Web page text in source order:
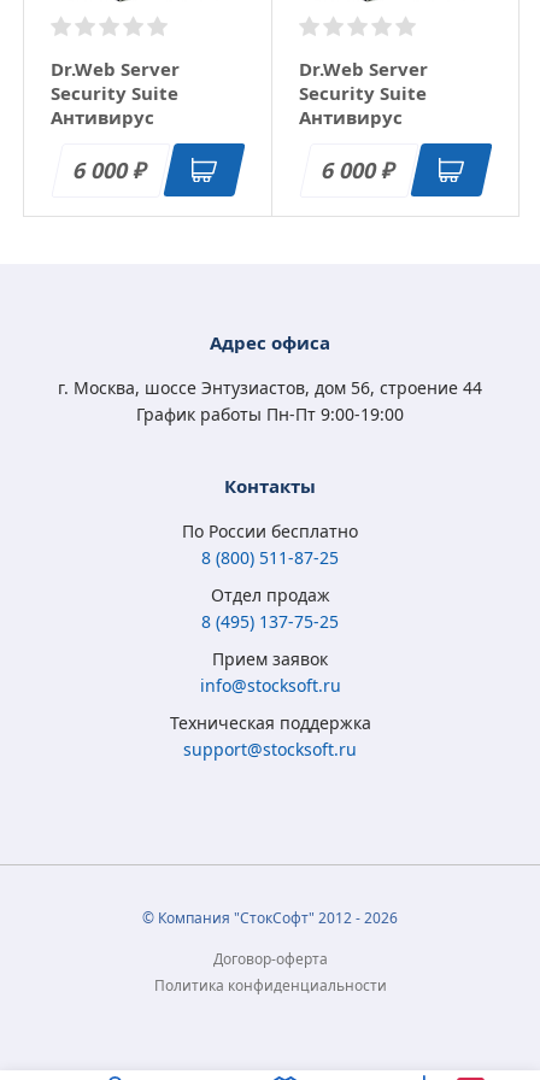
Dr.Web Server
Security Suite
Антивирус
лицензии 1 год 4
6 000₽
Dr.Web Server
Security Suite
Антивирус
лицензии 1 год 5
6 000₽
Адрес офиса
г. Москва, шоссе Энтузиастов, дом 56, строение 44
График работы Пн-Пт 9:00-19:00
Контакты
По России бесплатно
8 (800) 511-87-25
Отдел продаж
8 (495) 137-75-25
Прием заявок
info@stocksoft.ru
Техническая поддержка
support@stocksoft.ru
© Компания "СтокСофт" 2012 - 2026
Договор-оферта
Политика конфиденциальности